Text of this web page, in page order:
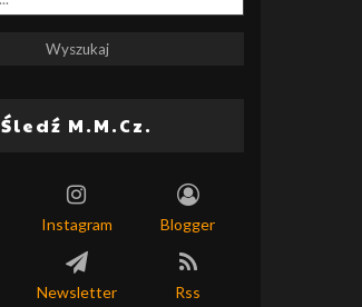
Śledź M.M.Cz.
Instagram Blogger
Newsletter Rss